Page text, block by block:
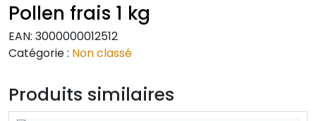
Pollen frais 1 kg
EAN: 3000000012512
Catégorie : Non classé
Produits similaires